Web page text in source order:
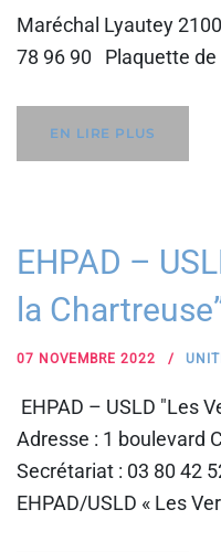
Maréchal Lyautey
78 96 90 Plaquette de
EN LIRE PLUS
EHPAD –
la
07 NOVEMBRE 2022
EHPAD – USLD "Les
Adresse : 1 boulevard
Secrétariat : 03 80 42
EHPAD/USLD « Les